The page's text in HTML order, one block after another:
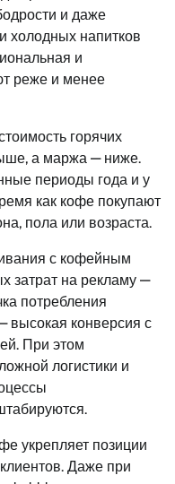
и даже
холодных напитков
и
реже и менее
горячих
а маржа — ниже.
периоды года и у
как кофе покупают
пола или возраста.
с кофейным
затрат на рекламу —
потребления
высокая конверсия с
При этом
логистики и
укрепляет позиции
Даже при